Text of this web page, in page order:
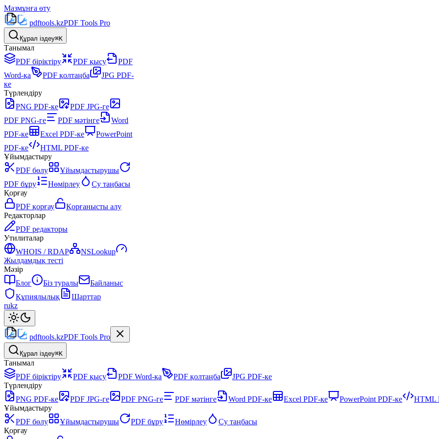
Мазмұнға өту
pdftools.kzPDF Tools Pro
Құрал іздеу⌘K
Танымал
PDF біріктіру
PDF қысу
PDF
Word-қа
PDF қолтаңба
JPG PDF-
ке
Түрлендіру
PNG PDF-ке
PDF JPG-ге
PDF PNG-ге
PDF мәтінге
Word
PDF-ке
Excel PDF-ке
PowerPoint
PDF-ке
HTML PDF-ке
Ұйымдастыру
PDF бөлу
Ұйымдастырушы
PDF бұру
Нөмірлеу
Су таңбасы
Қорғау
PDF қорғау
Қорғанысты алу
Редакторлар
PDF редакторы
Утилиталар
WHOIS / RDAP
NSLookup
Жылдамдық тесті
Мәзір
Блог
Біз туралы
Байланыс
Құпиялылық
Шарттар
rukz
pdftools.kzPDF Tools Pro
Құрал іздеу⌘K
Танымал
PDF біріктіру
PDF қысу PDF Word-қа PDF қолтаңба
JPG PDF-ке
Түрлендіру
PNG PDF-ке
PDF JPG-ге PDF PNG-ге PDF мәтінге Word PDF-ке Excel PDF-ке PowerPoint PDF-ке
HTML
Ұйымдастыру
PDF бөлу
Ұйымдастырушы PDF бұру Нөмірлеу
Су таңбасы
Қорғау